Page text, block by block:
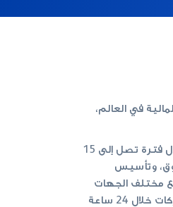
في العالم،
وكانت حكومة دولة الإمارات العربية، ممثلةً بإدارة الخدمات الاستباقية في وزارة اللامستحيل، قد أطلقت بوابة "باشر" لتسهيل تأسيس أعمال الشركات خلال فترة تصل إلى 15
وتأسيس
مختلف الجهات
الحكومية المعنية خلال الأشهر الماضية لتزويد حلول مبتكرة تثري مجموعة الخدمات المتوفرة على بوابة "باشر"، بما في ذلك إمكانية فتح حسابات الشركات خلال 24 ساعة